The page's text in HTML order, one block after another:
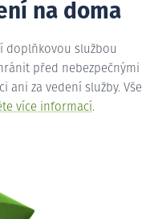
na doma
doplňkovou službou
před nebezpečnými
ani za vedení služby. Vše
více informací.